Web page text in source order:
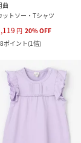
曲
ットソー・Tシャツ
円 20%OFF
ポイント(1倍)